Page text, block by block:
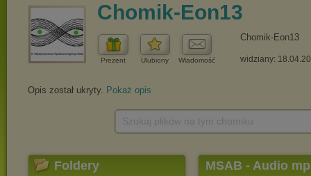
Chomik-Eon13
Prezent Ulubiony Wiadomość
Chomik-Eon13
widziany:
Opis został ukryty. Pokaż opis
Foldery MSAB - Audio